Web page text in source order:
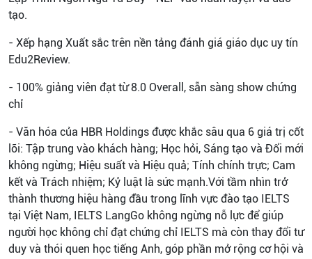
tạo.
- Xếp hạng Xuất sắc trên nền tảng đánh giá giáo dục uy tín
Edu2Review.
- 100% giảng viên đạt từ 8.0 Overall, sẵn sàng show chứng
chỉ
- Văn hóa của HBR Holdings được khắc sâu qua 6 giá trị cốt
lõi: Tập trung vào khách hàng; Học hỏi, Sáng tạo và Đổi mới
không ngừng; Hiệu suất và Hiệu quả; Tính chính trực; Cam
kết và Trách nhiệm; Kỷ luật là sức mạnh.Với tầm nhìn trở
thành thương hiệu hàng đầu trong lĩnh vực đào tạo IELTS
tại Việt Nam, IELTS LangGo không ngừng nỗ lực để giúp
người học không chỉ đạt chứng chỉ IELTS mà còn thay đổi tư
duy và thói quen học tiếng Anh, góp phần mở rộng cơ hội và